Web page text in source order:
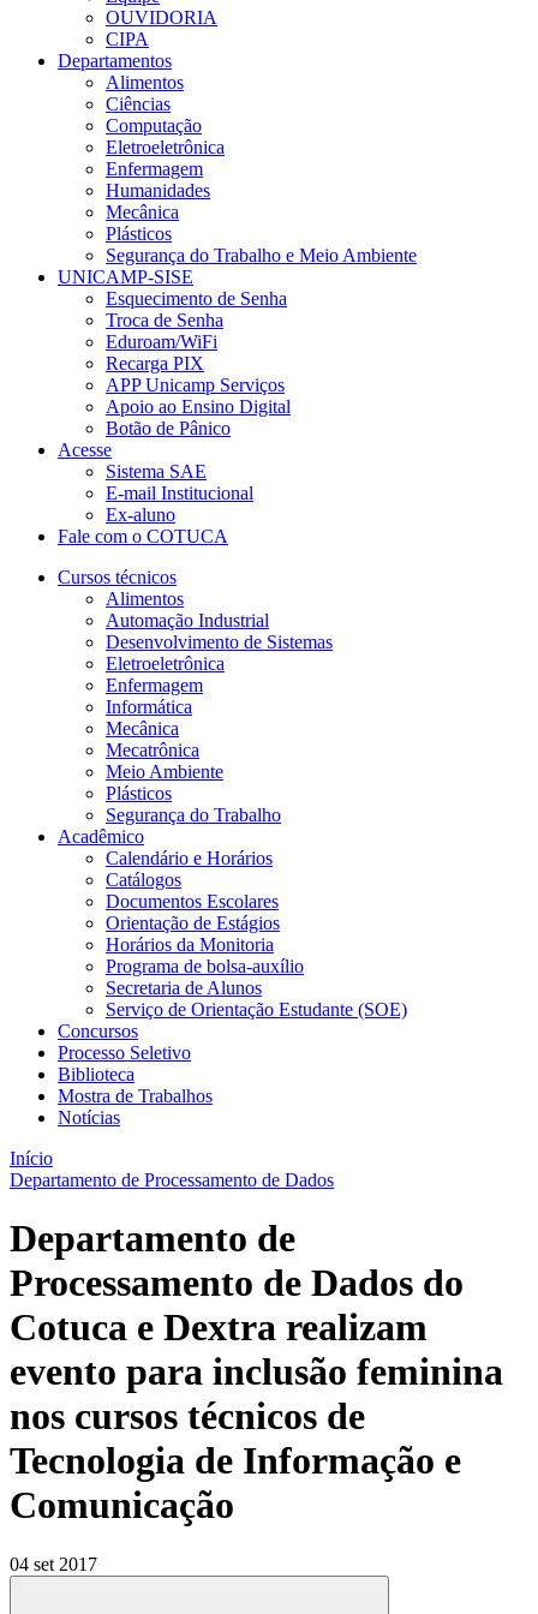
OUVIDORIA
CIPA
Departamentos
Alimentos
Ciências
Computação
Eletroeletrônica
Enfermagem
Humanidades
Mecânica
Plásticos
Segurança do Trabalho e Meio Ambiente
UNICAMP-SISE
Esquecimento de Senha
Troca de Senha
Eduroam/WiFi
Recarga PIX
APP Unicamp Serviços
Apoio ao Ensino Digital
Botão de Pânico
Acesse
Sistema SAE
E-mail Institucional
Ex-aluno
Fale com o COTUCA
Cursos técnicos
Alimentos
Automação Industrial
Desenvolvimento de Sistemas
Eletroeletrônica
Enfermagem
Informática
Mecânica
Mecatrônica
Meio Ambiente
Plásticos
Segurança do Trabalho
Acadêmico
Calendário e Horários
Catálogos
Documentos Escolares
Orientação de Estágios
Horários da Monitoria
Programa de bolsa-auxílio
Secretaria de Alunos
Serviço de Orientação Estudante (SOE)
Concursos
Processo Seletivo
Biblioteca
Mostra de Trabalhos
Notícias
Início
Departamento de Processamento de Dados
Departamento de
Processamento de Dados do
Cotuca e Dextra realizam
evento para inclusão feminina
nos cursos técnicos de
Tecnologia de Informação e
Comunicação
04 set 2017